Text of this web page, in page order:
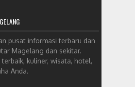
pusat informasi terbaru dan
Magelang dan sekitar.
kuliner, wisata, hotel,
Anda.